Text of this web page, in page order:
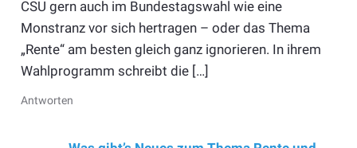
CSU gern auch im Bundestagswahl wie eine
Monstranz vor sich hertragen – oder das Thema
„Rente“ am besten gleich ganz ignorieren. In ihrem
Wahlprogramm schreibt die […]
Antworten